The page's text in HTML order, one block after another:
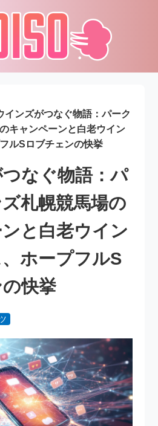
インズがつなぐ物語：パーク
キャンペーンと白老ウイン
ルSロブチェンの快挙
なぐ物語：パ
札幌競馬場の
と白老ウイン
ホープフルS
快挙